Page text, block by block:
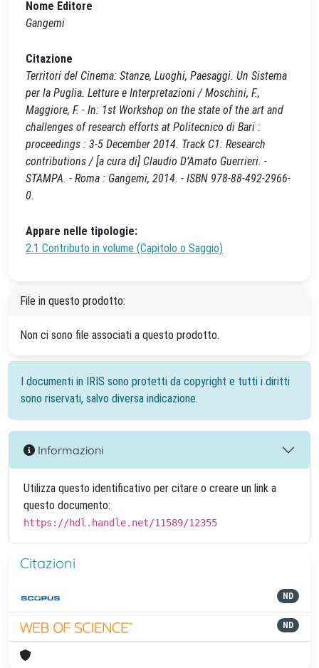
Nome Editore
Gangemi
Citazione
Territori del Cinema: Stanze, Luoghi, Paesaggi. Un Sistema
per la Puglia. Letture e Interpretazioni / Moschini, F.,
Maggiore, F. - In: 1st Workshop on the state of the art and
challenges of research efforts at Politecnico di Bari :
proceedings : 3-5 December 2014. Track C1: Research
contributions / [a cura di] Claudio D’Amato Guerrieri. -
STAMPA. - Roma : Gangemi, 2014. - ISBN 978-88-492-2966-
0.
Appare nelle tipologie:
2.1 Contributo in volume (Capitolo o Saggio)
File in questo prodotto:
Non ci sono file associati a questo prodotto.
I documenti in IRIS sono protetti da copyright e tutti i diritti
sono riservati, salvo diversa indicazione.
Informazioni
Utilizza questo identificativo per citare o creare un link a
questo documento:
https://hdl.handle.net/11589/12355
Citazioni
ND
ND